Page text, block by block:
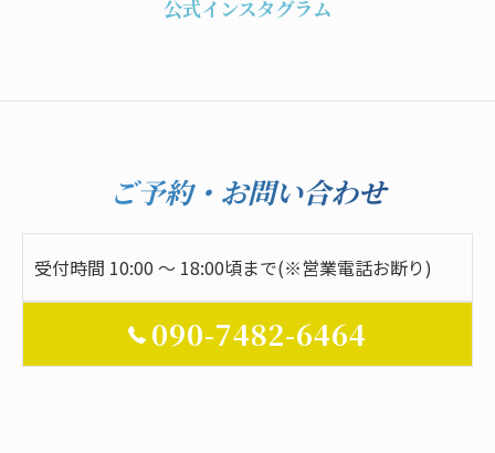
公式インスタグラム
ご予約・お問い合わせ
受付時間 10:00 ～ 18:00頃まで(※営業電話お断り)
090-7482-6464